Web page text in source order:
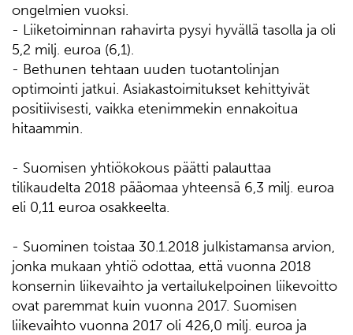
ongelmien vuoksi.
- Liiketoiminnan rahavirta pysyi hyvällä tasolla ja oli
5,2 milj. euroa (6,1).
- Bethunen tehtaan uuden tuotantolinjan
optimointi jatkui. Asiakastoimitukset kehittyivät
positiivisesti, vaikka etenimmekin ennakoitua
hitaammin.
- Suomisen yhtiökokous päätti palauttaa
tilikaudelta 2018 pääomaa yhteensä 6,3 milj. euroa
eli 0,11 euroa osakkeelta.
- Suominen toistaa 30.1.2018 julkistamansa arvion,
jonka mukaan yhtiö odottaa, että vuonna 2018
konsernin liikevaihto ja vertailukelpoinen liikevoitto
ovat paremmat kuin vuonna 2017. Suomisen
liikevaihto vuonna 2017 oli 426,0 milj. euroa ja